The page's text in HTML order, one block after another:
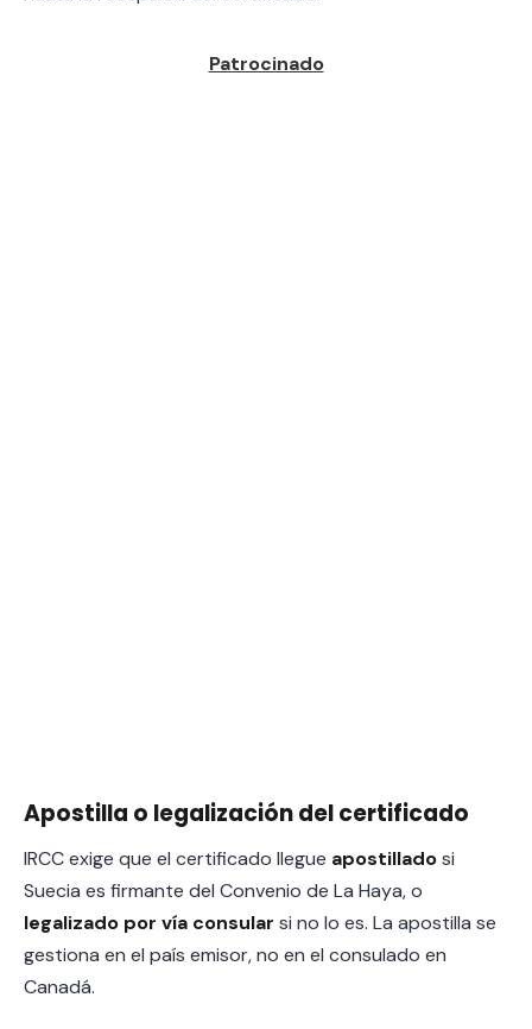
Apostilla o legalización del certificado
IRCC exige que el certificado llegue apostilladosi
Suecia es firmante del Convenio de La Haya, o
legalizado por vía consular si no lo es. La apostilla se
gestiona en el país emisor, no en el consulado en
Canadá.